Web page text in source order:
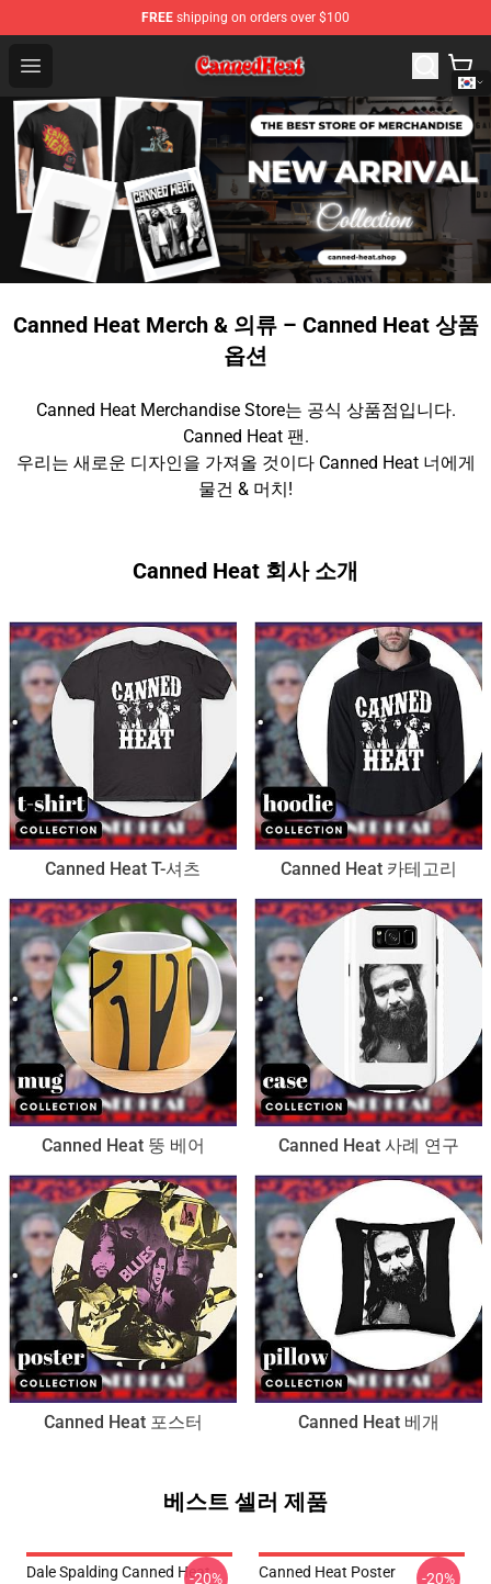
FREE shipping on orders over $100
Open menu
Canned Heat Store - Official Canned Heat Merchandise
Canned Heat Merch & 의류 – Canned Heat 상품
옵션
Canned Heat Merchandise Store는 공식 상품점입니다.
Canned Heat 팬.
우리는 새로운 디자인을 가져올 것이다 Canned Heat 너에게
물건 & 머치!
Canned Heat 회사 소개
Canned Heat T-셔츠 Canned Heat 카테고리
Canned Heat 뚱 베어 Canned Heat 사례 연구
Canned Heat 포스터 Canned Heat 베개
베스트 셀러 제품
Dale Spalding Canned Heat
-20% Canned Heat Poster -20%